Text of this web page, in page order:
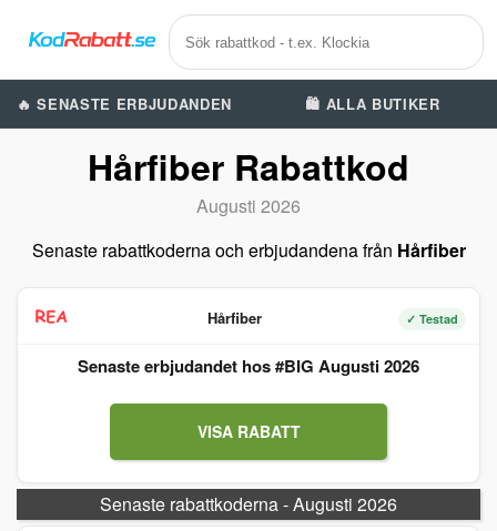
🔥 SENASTE ERBJUDANDEN 🛍️ ALLA BUTIKER
Hårfiber Rabattkod
Augusti 2026
Senaste rabattkoderna och erbjudandena från Hårfiber
Hårfiber ✓ Testad
Senaste erbjudandet hos #BIG Augusti 2026
VISA RABATT
Senaste rabattkoderna - Augusti 2026